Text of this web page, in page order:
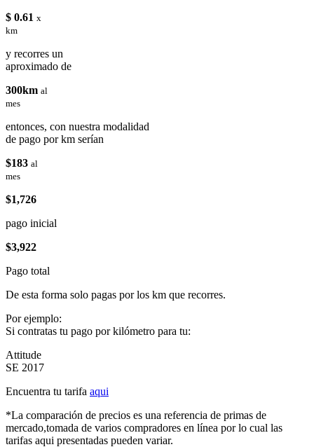
$ 0.61 x
km
y recorres un
aproximado de
300km al
mes
entonces, con nuestra modalidad
de pago por km serían
$183 al
mes
$1,726
pago inicial
$3,922
Pago total
De esta forma solo pagas por los km que recorres.
Por ejemplo:
Si contratas tu pago por kilómetro para tu:
Attitude
SE 2017
Encuentra tu tarifa aqui
*La comparación de precios es una referencia de primas de
mercado,tomada de varios compradores en línea por lo cual las
tarifas aqui presentadas pueden variar.